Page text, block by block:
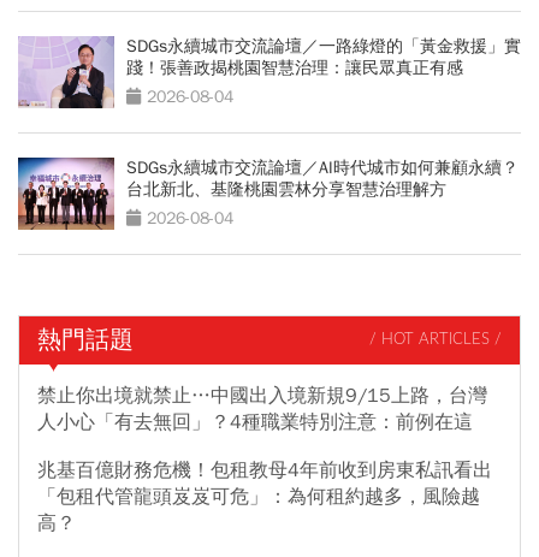
SDGs永續城市交流論壇／一路綠燈的「黃金救援」實
踐！張善政揭桃園智慧治理：讓民眾真正有感
2026-08-04
SDGs永續城市交流論壇／AI時代城市如何兼顧永續？
台北新北、基隆桃園雲林分享智慧治理解方
2026-08-04
熱門話題 / HOT ARTICLES /
禁止你出境就禁止…中國出入境新規9/15上路，台灣
人小心「有去無回」？4種職業特別注意：前例在這
兆基百億財務危機！包租教母4年前收到房東私訊看出
「包租代管龍頭岌岌可危」：為何租約越多，風險越
高？